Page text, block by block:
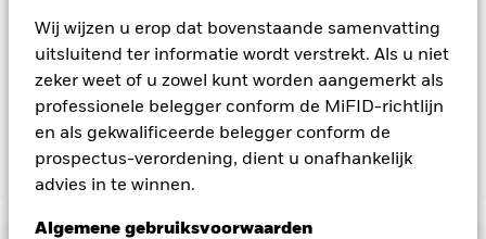
Wij wijzen u erop dat bovenstaande samenvatting
uitsluitend ter informatie wordt verstrekt. Als u niet
zeker weet of u zowel kunt worden aangemerkt als
professionele belegger conform de MiFID-richtlijn
en als gekwalificeerde belegger conform de
prospectus-verordening, dient u onafhankelijk
advies in te winnen.
Algemene gebruiksvoorwaarden
goede aan BlackRock als effectenuitleenagent. Aangezien de
verdeling van opbrengsten uit effectenleningen de
exploitatiekosten van het Fonds niet verhoogt, is deze niet in
de lopende kosten opgenomen.